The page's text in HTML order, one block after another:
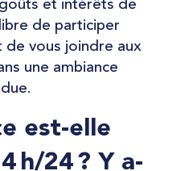
et intérêts de
de participer
de vous joindre aux
une ambiance
est-elle
h/24 ? Y a-